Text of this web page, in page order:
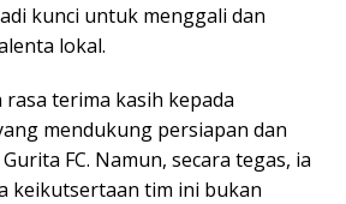
kunci untuk menggali dan
lokal.
terima kasih kepada
mendukung persiapan dan
FC. Namun, secara tegas, ia
keikutsertaan tim ini bukan